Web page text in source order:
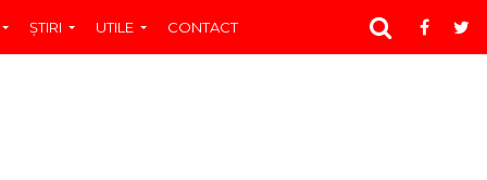
ŞTIRI UTILE CONTACT